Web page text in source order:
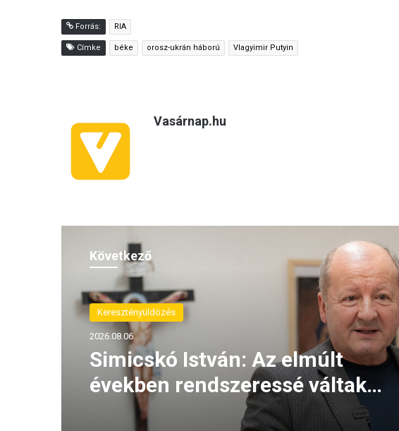
Forrás: RIA
Címke béke orosz-ukrán háború Vlagyimir Putyin
Vasárnap.hu
Következő
(H)arctér
2026.08.05.
A szívhangrendelet
bizonyítottan mentett már
életeket